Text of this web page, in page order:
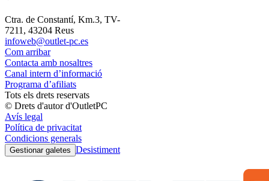
Ctra. de Constantí, Km.3, TV-
7211, 43204 Reus
infoweb@outlet-pc.es
Com arribar
Contacta amb nosaltres
Canal intern d’informació
Programa d’afiliats
Tots els drets reservats
© Drets d'autor d'OutletPC
Avís legal
Política de privacitat
Condicions generals
Gestionar galetes Desistiment